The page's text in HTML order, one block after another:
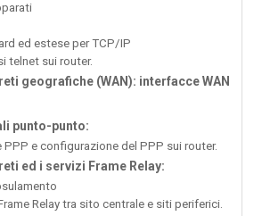
ed estese per TCP/IP
telnet sui router.
geografiche (WAN): interfacce WAN
punto-punto:
e configurazione del PPP sui router.
ed i servizi Frame Relay:
Relay tra sito centrale e siti periferici.